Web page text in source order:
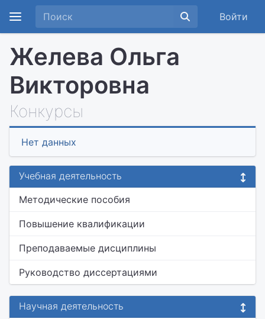
Войти
Желева Ольга
Викторовна
Конкурсы
Нет данных
Учебная деятельность
Методические пособия
Повышение квалификации
Преподаваемые дисциплины
Руководство диссертациями
Научная деятельность